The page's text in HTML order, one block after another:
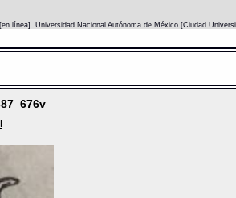
línea]. Universidad Nacional Autónoma de México [Ciudad